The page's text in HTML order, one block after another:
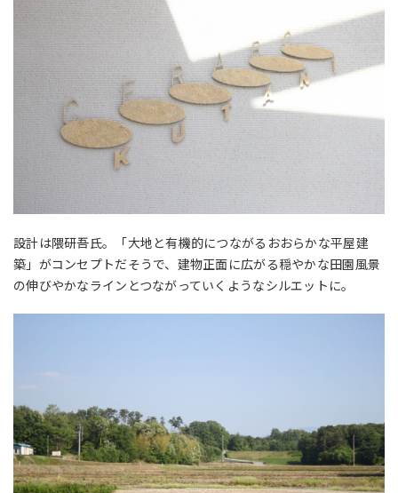
設計は隈研吾氏。「大地と有機的につながるおおらかな平屋建
築」がコンセプトだそうで、建物正面に広がる穏やかな田園風景
の伸びやかなラインとつながっていくようなシルエットに。